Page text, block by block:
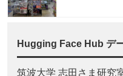
Hugging Face Hub デ
筑波大学 志田さま研究